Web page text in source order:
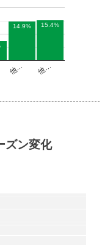
他… 他…
14.9% 15.4%
ズン変化